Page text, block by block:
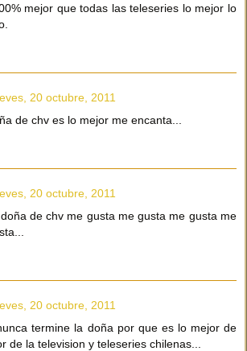
mejor que todas las teleseries lo mejor lo
20 octubre, 2011
de chv es lo mejor me encanta...
20 octubre, 2011
de chv me gusta me gusta me gusta me
20 octubre, 2011
termine la doña por que es lo mejor de
de la television y teleseries chilenas...